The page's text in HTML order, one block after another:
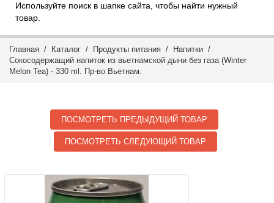
Используйте поиск в шапке сайта, чтобы найти нужный
товар.
Главная / Каталог / Продукты питания / Напитки /
Сокосодержащий напиток из вьетнамской дыни без газа (Winter
Melon Tea) - 330 ml. Пр-во Вьетнам.
ПОСМОТРЕТЬ ПРЕДЫДУЩИЙ ТОВАР
ПОСМОТРЕТЬ СЛЕДУЮЩИЙ ТОВАР